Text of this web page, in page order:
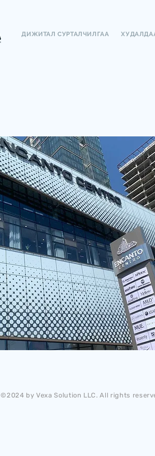
ДИЖИТАЛ СУРТАЛЧИЛГАА
©2024 by Vexa Solution LLC. All rights